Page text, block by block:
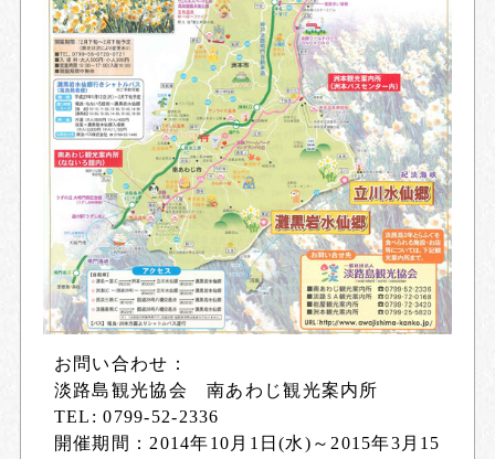
お問い合わせ：
淡路島観光協会 南あわじ観光案内所
TEL: 0799-52-2336
開催期間：2014年10月1日(水)～2015年3月15